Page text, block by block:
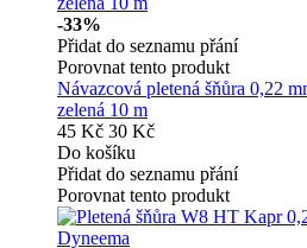
-33%
Přidat do seznamu přání
Porovnat tento produkt
Návazcová pletená šňůra 0,22
zelená 10 m
45 Kč 30 Kč
Do košíku
Přidat do seznamu přání
Porovnat tento produkt